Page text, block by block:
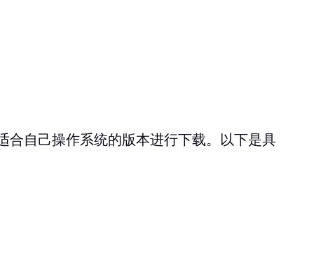
合自己操作系统的版本进行下载。以下是具